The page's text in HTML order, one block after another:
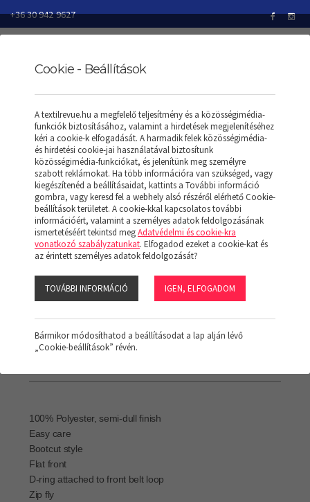
+36 30 942 9627
NADRÁGOK ÉS ALSÓRUHÁZAT
LADIES FLAT FRONT HOSPITALITY TROUSER
LADIES FLAT FRONT
HOSPITALITY TROUSER
100% Polyester, semi-dull finish
Easy care
Bootcut style
Flat front
D-ring attached to front belt loop
Zip fly
Cookie - Beállítások
A textilrevue.hu a megfelelő teljesítmény és a közösségimédia-
funkciók biztosításához, valamint a hirdetések megjelenítéséhez
kéri a cookie-k elfogadását. A harmadik felek közösségimédia-
és hirdetési cookie-jai használatával biztosítunk
közösségimédia-funkciókat, és jelenítünk meg személyre
szabott reklámokat. Ha több információra van szükséged, vagy
kiegészítenéd a beállításaidat, kattints a További információ
gombra, vagy keresd fel a webhely alsó részéről elérhető Cookie-
beállítások területet. A cookie-kkal kapcsolatos további
információért, valamint a személyes adatok feldolgozásának
ismertetéséért tekintsd megAdatvédelmi és cookie-kra
vonatkozó szabályzatunkat. Elfogadod ezeket a cookie-kat és
az érintett személyes adatok feldolgozását?
TOVÁBBI INFORMÁCIÓ IGEN, ELFOGADOM
Bármikor módosíthatod a beállításodat a lap alján lévő
„Cookie-beállítások” révén.